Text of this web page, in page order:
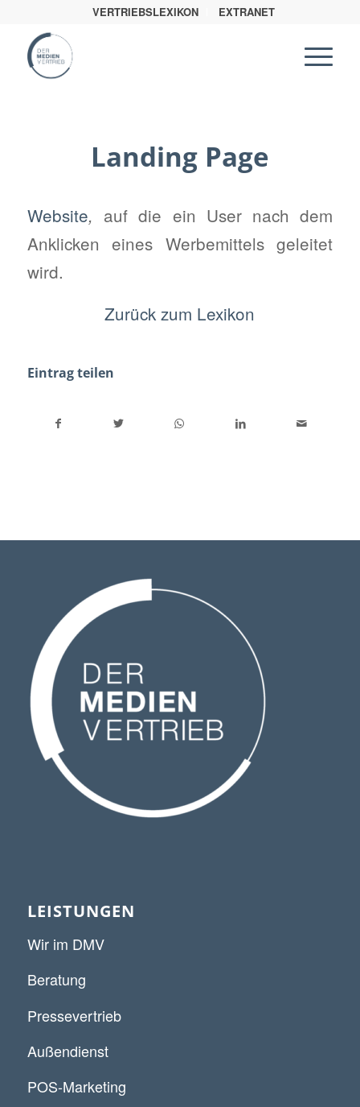
VERTRIEBSLEXIKON EXTRANET
Landing Page
Website, auf die ein User nach dem
Anklicken eines Werbemittels geleitet
wird.
Zurück zum Lexikon
Eintrag teilen
LEISTUNGEN
Wir im DMV
Beratung
Pressevertrieb
Außendienst
POS-Marketing